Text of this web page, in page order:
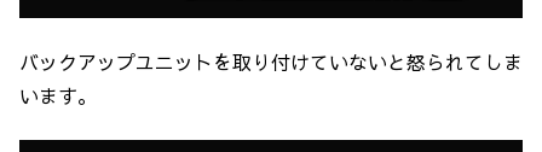
バックアップユニットを取り付けていないと怒られてしま
います。